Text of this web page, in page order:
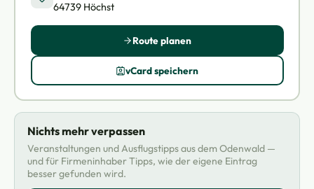
64739 Höchst
Route planen
vCard speichern
Nichts mehr verpassen
Veranstaltungen und Ausflugstipps aus dem Odenwald —
und für Firmeninhaber Tipps, wie der eigene Eintrag
besser gefunden wird.